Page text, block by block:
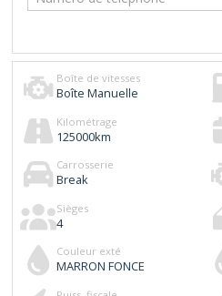
Boîte de vitesses
Boîte Manuelle
Kilométrage
125000km
Carrosserie
Break
Sièges
4
Couleur exté
MARRON FONCE